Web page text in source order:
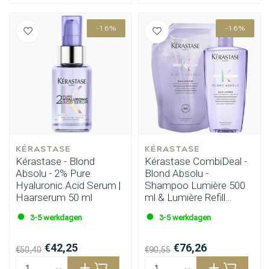
Omvorming CombiDeals
-16%
KÉRASTASE
Kérastase - Blond
Absolu - 2% Pure
Hyaluronic Acid Serum |
Haarserum 50 ml
3-5 werkdagen
€50,40 €42,25
-16%
KÉRASTASE
Kérastase CombiDeal -
Blond Absolu -
Shampoo Lumière 500
ml & Lumière Refill
3-5 werkdagen
€90,55 €76,26